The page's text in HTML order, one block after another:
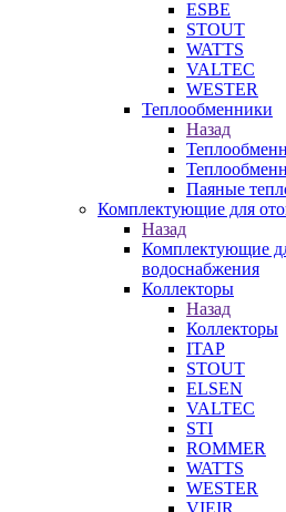
ESBE
STOUT
WATTS
VALTEC
WESTER
Теплообменники
Назад
Паяные
Комплектующие для
Назад
Комплектующие
водоснабжения
Коллекторы
Назад
Коллекторы
ITAP
STOUT
ELSEN
VALTEC
STI
ROMMER
WATTS
WESTER
VIEIR